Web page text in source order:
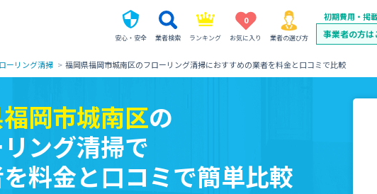
安心・安全 業者検索 ランキング
0
お気に入り 業者の選び方
初期費用・掲
事業者の方は
ーリング清掃 福岡県福岡市城南区のフローリング清掃におすすめの業者を料金と口コミで比較
岡市城南区の
ング清掃で
料金と口コミで簡単比較